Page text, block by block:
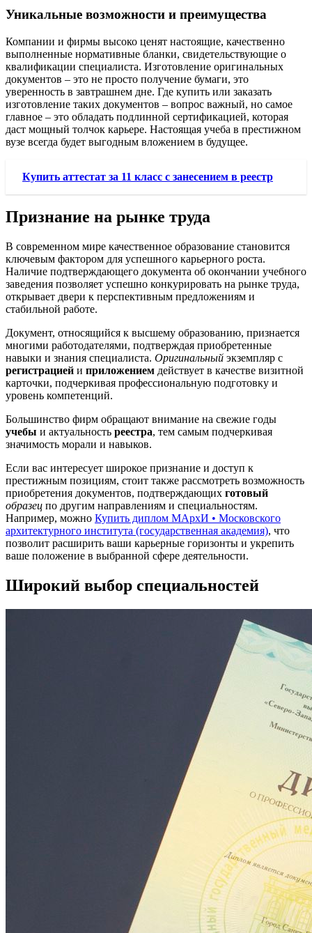
Уникальные возможности и преимущества
Компании и фирмы высоко ценят настоящие, качественно
выполненные нормативные бланки, свидетельствующие о
квалификации специалиста. Изготовление оригинальных
документов – это не просто получение бумаги, это
уверенность в завтрашнем дне. Где купить или заказать
изготовление таких документов – вопрос важный, но самое
главное – это обладать подлинной сертификацией, которая
даст мощный толчок карьере. Настоящая учеба в престижном
вузе всегда будет выгодным вложением в будущее.
Купить аттестат за 11 класс с занесением в реестр
Признание на рынке труда
В современном мире качественное образование становится
ключевым фактором для успешного карьерного роста.
Наличие подтверждающего документа об окончании учебного
заведения позволяет успешно конкурировать на рынке труда,
открывает двери к перспективным предложениям и
стабильной работе.
Документ, относящийся к высшему образованию, признается
многими работодателями, подтверждая приобретенные
навыки и знания специалиста. Оригинальный экземпляр с
регистрацией и приложением действует в качестве визитной
карточки, подчеркивая профессиональную подготовку и
уровень компетенций.
Большинство фирм обращают внимание на свежие годы
учебы и актуальность реестра, тем самым подчеркивая
значимость морали и навыков.
Если вас интересует широкое признание и доступ к
престижным позициям, стоит также рассмотреть возможность
приобретения документов, подтверждающих готовый
образец по другим направлениям и специальностям.
Например, можно Купить диплом МАрхИ • Московского
архитектурного института (государственная академия), что
позволит расширить ваши карьерные горизонты и укрепить
ваше положение в выбранной сфере деятельности.
Широкий выбор специальностей